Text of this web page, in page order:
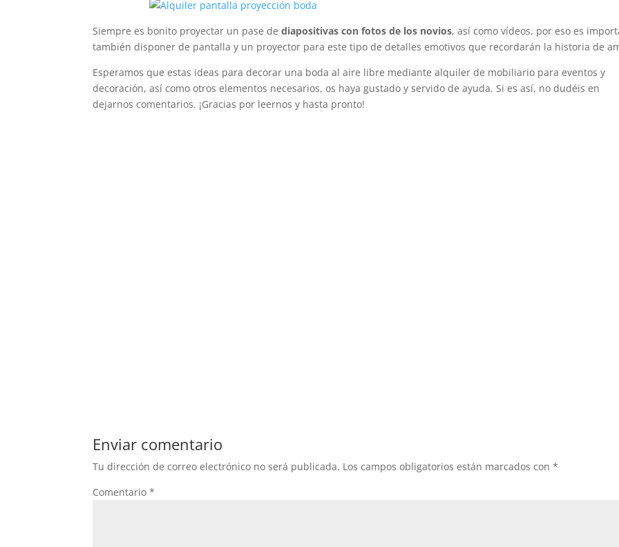
Siempre es bonito proyectar un pase dediapositivas con fotos de los novios, así como vídeos, por eso es
también disponer de pantalla y un proyector para este tipo de detalles emotivos que recordarán la historia de
Esperamos que estas ideas para decorar una boda al aire libre mediante alquiler de mobiliario para eventos y
decoración, así como otros elementos necesarios, os haya gustado y servido de ayuda. Si es así, no dudéis en
dejarnos comentarios. ¡Gracias por leernos y hasta pronto!
Enviar comentario
Tu dirección de correo electrónico no será publicada. Los campos obligatorios están marcados con*
Comentario*